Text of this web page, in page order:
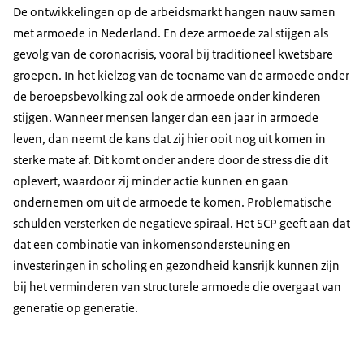
De ontwikkelingen op de arbeidsmarkt hangen nauw samen
met armoede in Nederland. En deze armoede zal stijgen als
gevolg van de coronacrisis, vooral bij traditioneel kwetsbare
groepen. In het kielzog van de toename van de armoede onder
de beroepsbevolking zal ook de armoede onder kinderen
stijgen. Wanneer mensen langer dan een jaar in armoede
leven, dan neemt de kans dat zij hier ooit nog uit komen in
sterke mate af. Dit komt onder andere door de stress die dit
oplevert, waardoor zij minder actie kunnen en gaan
ondernemen om uit de armoede te komen. Problematische
schulden versterken de negatieve spiraal. Het SCP geeft aan dat
dat een combinatie van inkomensondersteuning en
investeringen in scholing en gezondheid kansrijk kunnen zijn
bij het verminderen van structurele armoede die overgaat van
generatie op generatie.